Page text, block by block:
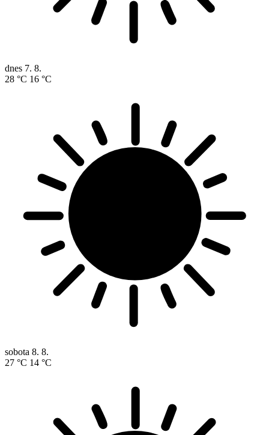
dnes 7. 8.
28 °C 16 °C
sobota 8. 8.
27 °C 14 °C